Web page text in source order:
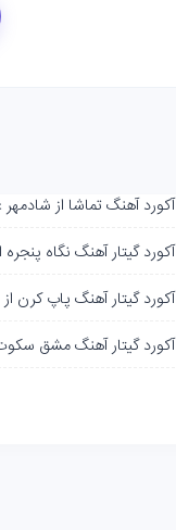
آکورد آهنگ تماشا از شادمهر
آکورد گیتار آهنگ نگاه
آکورد گیتار آهنگ پاپ کرن
آکورد گیتار آهنگ مشق